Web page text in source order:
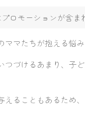
ロモーションが含ま
マたちが抱える悩み
づけるあまり、子
ることもあるため